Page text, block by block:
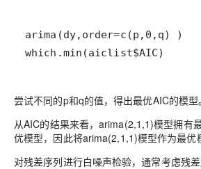
which.min(aiclist$AIC)
尝试不同的p和q的值，得出最优AIC的模型。
从AIC的结果来看，arima(2,1,1)模型拥有
优模型，因此将arima(2,1,1)模型作为最优
对残差序列进行白噪声检验，通常考虑残